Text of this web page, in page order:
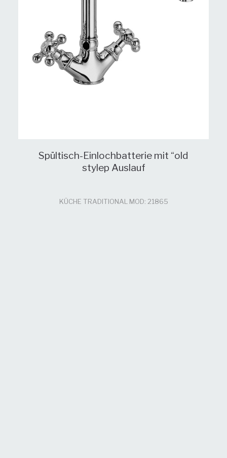
Spültisch-Einlochbatterie mit “old
stylep Auslauf
KÜCHE TRADITIONAL MOD: 21865